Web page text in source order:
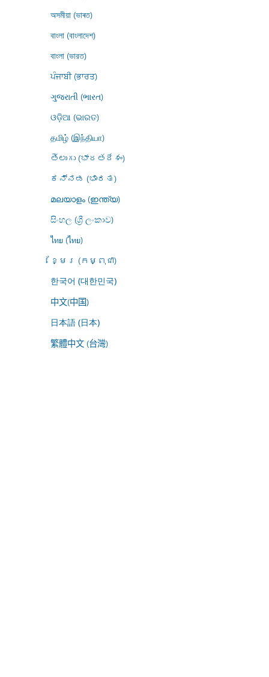
অসমীয়া (ভাৰত)
বাংলা (বাংলাদেশ)
বাংলা (ভারত)
ਪੰਜਾਬੀ (ਭਾਰਤ)
ગુજરાતી (ભારત)
ଓଡ଼ିଆ (ଭାରତ)
தமிழ் (இந்தியா)
తెలుగు (భారతదేశం)
ಕನ್ನಡ (ಭಾರತ)
മലയാളം (ഇന്ത്യ)
සිංහල (ශ්‍රී ලංකාව)
ไทย (ไทย)
ខ្មែរ (កម្ពុជា)
한국어 (대한민국)
中文(中国)
日本語 (日本)
繁體中文 (台灣)